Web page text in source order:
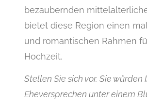
bezaubernden
bietet diese Region einen
und romantischen Rahmen
Hochzeit.
Stellen Sie sich vor, Sie würden
Eheversprechen unter einem